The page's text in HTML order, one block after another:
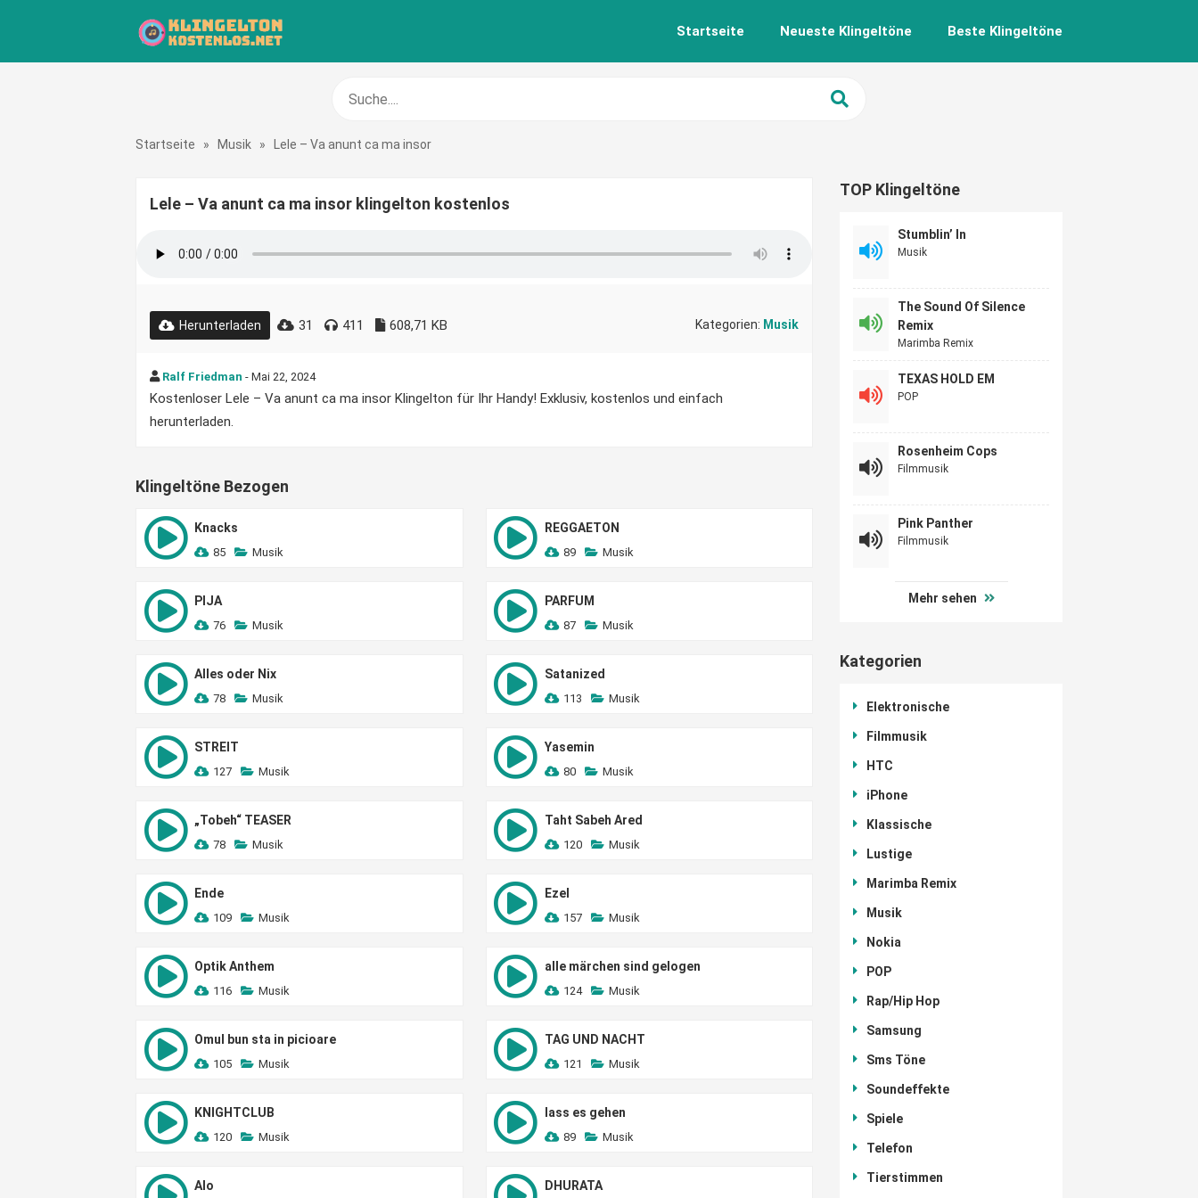
Startseite Neueste Klingeltöne Beste Klingeltöne
Startseite » Musik » Lele – Va anunt ca ma insor
Lele – Va anunt ca ma insor klingelton kostenlos
Herunterladen 31 411 608,71 KB Kategorien: Musik
Ralf Friedman - Mai 22, 2024
Kostenloser Lele – Va anunt ca ma insor Klingelton für Ihr Handy! Exklusiv, kostenlos und einfach
herunterladen.
Klingeltöne Bezogen
Knacks
85 Musik
REGGAETON
89 Musik
PIJA
76 Musik
PARFUM
87 Musik
Alles oder Nix
78 Musik
Satanized
113 Musik
STREIT
127 Musik
Yasemin
80 Musik
„Tobeh“ TEASER
78 Musik
Taht Sabeh Ared
120 Musik
Ende
109 Musik
Ezel
157 Musik
Optik Anthem
116 Musik
alle märchen sind gelogen
124 Musik
Omul bun sta in picioare
105 Musik
TAG UND NACHT
121 Musik
KNIGHTCLUB
120 Musik
lass es gehen
89 Musik
Alo DHURATA
TOP Klingeltöne
Stumblin’ In
Musik
The Sound Of Silence
Remix
Marimba Remix
TEXAS HOLD EM
POP
Rosenheim Cops
Filmmusik
Pink Panther
Filmmusik
Mehr sehen
Kategorien
Elektronische
Filmmusik
HTC
iPhone
Klassische
Lustige
Marimba Remix
Musik
Nokia
POP
Rap/Hip Hop
Samsung
Sms Töne
Soundeffekte
Spiele
Telefon
Tierstimmen